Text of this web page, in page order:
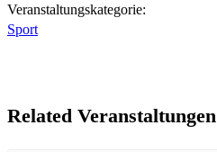
Veranstaltungskategorie:
Sport
Related Veranstaltungen